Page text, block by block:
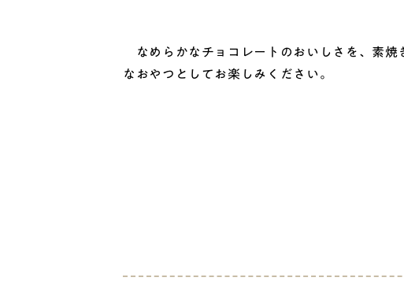
なめらかなチョコレートのおいしさを、素焼
なおやつとしてお楽しみください。